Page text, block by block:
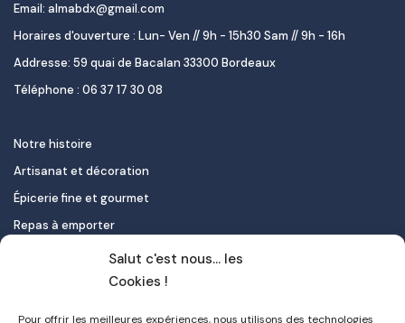
Salut c'est nous... les
Cookies !
Pour offrir les meilleures expériences, nous utilisons des technologies
Email: almabdx@gmail.com
Horaires d'ouverture : Lun- Ven // 9h - 15h30 Sam // 9h - 16h
Addresse: 59 quai de Bacalan 33300 Bordeaux
Téléphone : 06 37 17 30 08
Notre histoire
Artisanat et décoration
Épicerie fine et gourmet
Repas à emporter
Le pastel de nata